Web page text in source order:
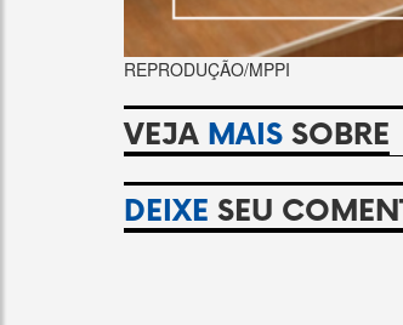
REPRODUÇÃO/MPPI
VEJA MAIS SOBRE
DEIXE SEU